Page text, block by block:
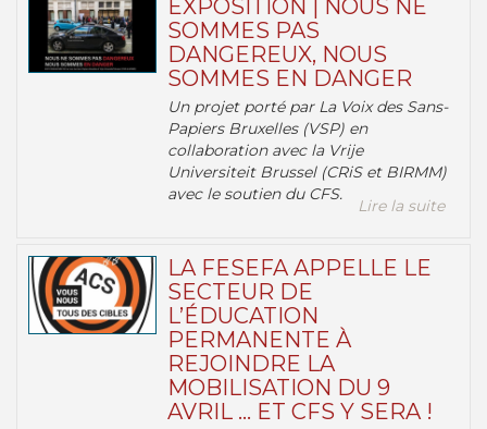
EXPOSITION | NOUS NE
SOMMES PAS
DANGEREUX, NOUS
SOMMES EN DANGER
Un projet porté par La Voix des Sans-
Papiers Bruxelles (VSP) en
collaboration avec la Vrije
Universiteit Brussel (CRiS et BIRMM)
avec le soutien du CFS.
Lire la suite
LA FESEFA APPELLE LE
SECTEUR DE
L’ÉDUCATION
PERMANENTE À
REJOINDRE LA
MOBILISATION DU 9
AVRIL … ET CFS Y SERA !